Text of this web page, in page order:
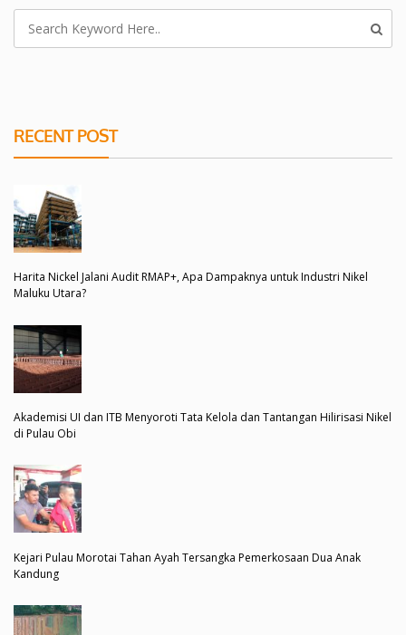
RECENT POST
Harita Nickel Jalani Audit RMAP+, Apa Dampaknya untuk Industri Nikel
Maluku Utara?
Akademisi UI dan ITB Menyoroti Tata Kelola dan Tantangan Hilirisasi Nikel
di Pulau Obi
Kejari Pulau Morotai Tahan Ayah Tersangka Pemerkosaan Dua Anak
Kandung